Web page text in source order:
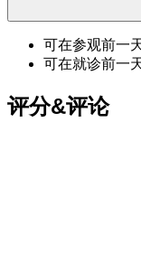
可在参观前一
可在就诊前一
评分&评论